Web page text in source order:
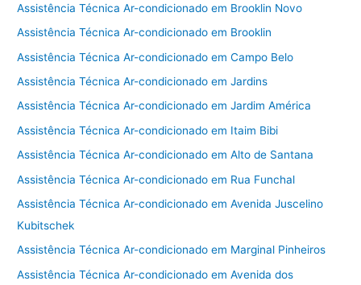
Assistência Técnica Ar-condicionado em Brooklin Novo
Assistência Técnica Ar-condicionado em Brooklin
Assistência Técnica Ar-condicionado em Campo Belo
Assistência Técnica Ar-condicionado em Jardins
Assistência Técnica Ar-condicionado em Jardim América
Assistência Técnica Ar-condicionado em Itaim Bibi
Assistência Técnica Ar-condicionado em Alto de Santana
Assistência Técnica Ar-condicionado em Rua Funchal
Assistência Técnica Ar-condicionado em Avenida Juscelino
Kubitschek
Assistência Técnica Ar-condicionado em Marginal Pinheiros
Assistência Técnica Ar-condicionado em Avenida dos